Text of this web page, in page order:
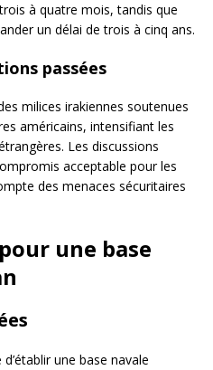
à quatre mois, tandis que
un délai de trois à cinq ans.
passées
milices irakiennes soutenues
américains, intensifiant les
Les discussions
acceptable pour les
des menaces sécuritaires
une base
une base navale